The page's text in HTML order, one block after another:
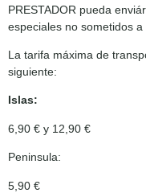
PRESTADOR pueda
especiales no sometidos
La tarifa máxima de
siguiente:
Islas:
6,90 € y 12,90 €
Peninsula:
5,90 €